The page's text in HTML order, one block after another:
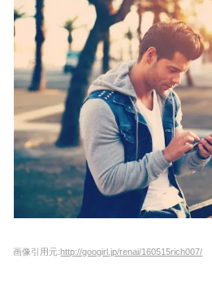
画像引用元:http://googirl.jp/renai/160515rich007/